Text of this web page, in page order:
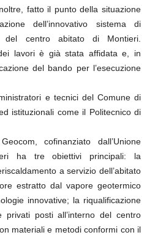
fatto il punto della situazione
dell’innovativo sistema di
del centro abitato di Montieri.
lavori è già stata affidata e, in
del bando per l’esecuzione
e tecnici del Comune di
istituzionali come il Politecnico di
cofinanziato dall’Unione
ha tre obiettivi principali: la
a servizio dell’abitato
estratto dal vapore geotermico
innovative; la riqualificazione
posti all’interno del centro
materiali e metodi conformi con il